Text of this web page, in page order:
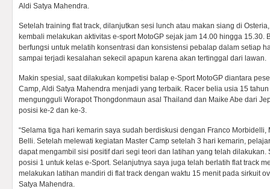
Aldi Satya Mahendra.
Setelah training flat track, dilanjutkan sesi lunch atau makan siang di
kembali melakukan aktivitas e-sport MotoGP sejak jam 14.00 hingga 15.30.
berfungsi untuk melatih konsentrasi dan konsistensi pebalap dalam setiap
sampai terjadi kesalahan sekecil apapun karena akan tertinggal dari lawan.
Makin spesial, saat dilakukan kompetisi balap e-Sport MotoGP diantara
Camp, Aldi Satya Mahendra menjadi yang terbaik. Racer belia usia 15
mengungguli Worapot Thongdonmaun asal Thailand dan Maike Abe dari
posisi ke-2 dan ke-3.
“Selama tiga hari kemarin saya sudah berdiskusi dengan Franco Morbidelli,
Belli. Setelah melewati kegiatan Master Camp setelah 3 hari kemarin,
dapat mengambil sisi positif dari segi teori dan latihan yang telah
posisi 1 untuk kelas e-Sport. Selanjutnya saya juga telah berlatih flat track
melakukan latihan mandiri di flat track dengan waktu 15 menit pada sirkuit
Satya Mahendra.